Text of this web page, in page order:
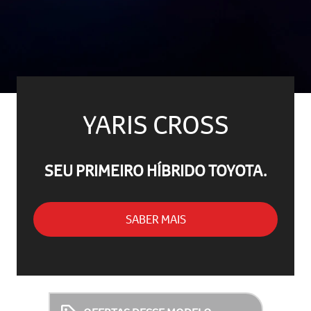
YARIS CROSS
SEU PRIMEIRO HÍBRIDO TOYOTA.
SABER MAIS